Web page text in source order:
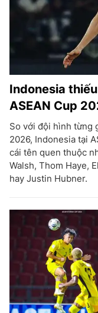
Indonesia
ASEAN Cup
So với đội hình từng
2026, Indonesia tại
cái tên quen thuộc
Walsh, Thom Haye,
hay Justin Hubner.